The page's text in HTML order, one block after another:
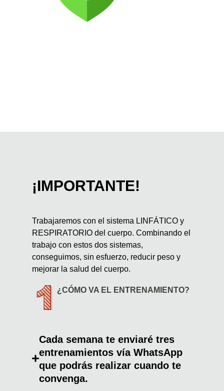
¡IMPORTANTE!
Trabajaremos con el sistema LINFÁTICO y
RESPIRATORIO del cuerpo. Combinando el
trabajo con estos dos sistemas,
conseguimos, sin esfuerzo, reducir peso y
mejorar la salud del cuerpo.
¿CÓMO VA EL ENTRENAMIENTO?
Cada semana te enviaré tres
entrenamientos vía WhatsApp
que podrás realizar cuando te
convenga.